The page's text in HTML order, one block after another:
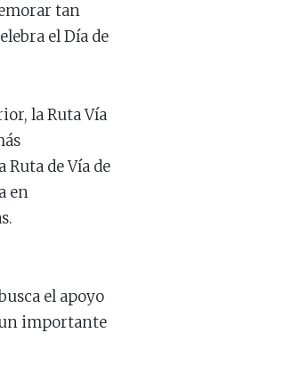
tan
el Día de
la Ruta Vía
de Vía de
en
el apoyo
importante